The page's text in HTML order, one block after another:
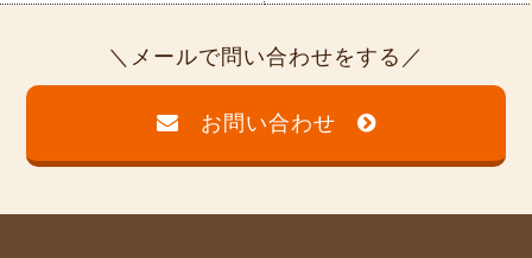
メールで問い合わせをする
お問い合わせ